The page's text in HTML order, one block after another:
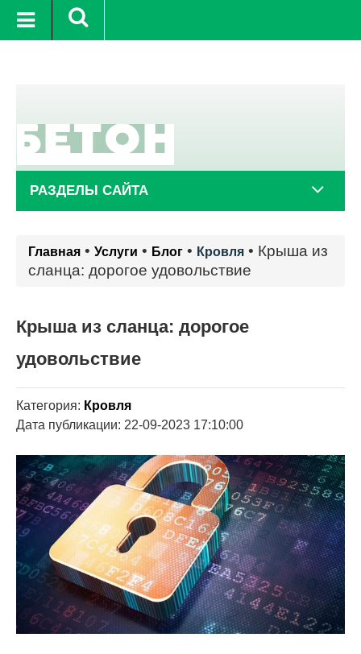
+25°C
РАЗДЕЛЫ САЙТА
Главная • Услуги • Блог • Кровля • Крыша из
сланца: дорогое удовольствие
Крыша из сланца: дорогое
удовольствие
Категория: Кровля
Дата публикации: 22-09-2023 17:10:00